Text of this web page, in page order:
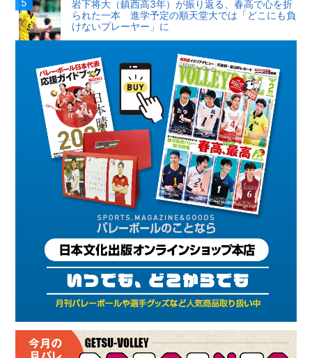
岩下将大（鎮西高3年）が振り返る、春高で心を折
られた一本 進学予定の順天堂大では「どこにも負
けないプレーヤー」に